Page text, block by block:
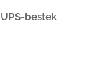
bestek